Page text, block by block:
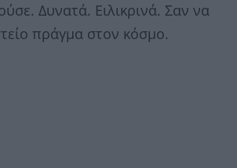
Δυνατά. Ειλικρινά. Σαν να
πράγμα στον κόσμο.